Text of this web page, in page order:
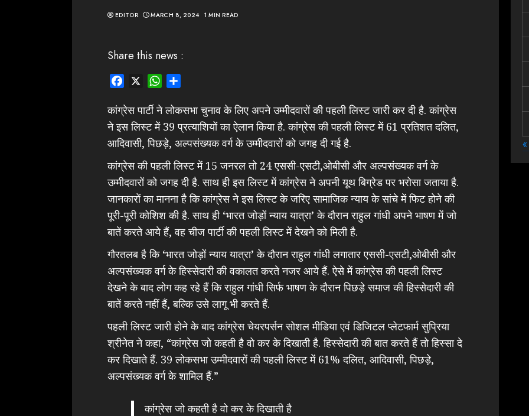
EDITOR MARCH 8, 2024 1 MIN READ
Share this news :
Facebook WhatsApp
कांग्रेस पार्टी ने लोकसभा चुनाव के लिए अपने उम्मीदवारों की पहली लिस्ट जारी कर दी है. कांग्रेस
ने इस लिस्ट में 39 प्रत्याशियों का ऐलान किया है. कांग्रेस की पहली लिस्ट में 61 प्रतिशत दलित,
आदिवासी, पिछड़े, अल्पसंख्यक वर्ग के उम्मीदवारों को जगह दी गई है.
कांग्रेस की पहली लिस्ट में 15 जनरल तो 24 एससी-एसटी,ओबीसी और अल्पसंख्यक वर्ग के
उम्मीदवारों को जगह दी है. साथ ही इस लिस्ट में कांग्रेस ने अपनी यूथ बिग्रेड पर भरोसा जताया है.
जानकारों का मानना है कि कांग्रेस ने इस लिस्ट के जरिए सामाजिक न्याय के सांचे में फिट होने की
पूरी-पूरी कोशिश की है. साथ ही ‘भारत जोड़ों न्याय यात्रा’ के दौरान राहुल गांधी अपने भाषण में जो
बातें करते आये हैं, वह चीज पार्टी की पहली लिस्ट में देखने को मिली है.
गौरतलब है कि ‘भारत जोड़ों न्याय यात्रा’ के दौरान राहुल गांधी लगातार एससी-एसटी,ओबीसी और
अल्पसंख्यक वर्ग के हिस्सेदारी की वकालत करते नजर आये हैं. ऐसे में कांग्रेस की पहली लिस्ट
देखने के बाद लोग कह रहे हैं कि राहुल गांधी सिर्फ भाषण के दौरान पिछड़े समाज की हिस्सेदारी की
बातें करते नहीं हैं, बल्कि उसे लागू भी करते हैं.
पहली लिस्ट जारी होने के बाद कांग्रेस चेयरपर्सन सोशल मीडिया एवं डिजिटल प्लेटफार्म सुप्रिया
श्रीनेत ने कहा, “कांग्रेस जो कहती है वो कर के दिखाती है. हिस्सेदारी की बात करते हैं तो हिस्सा दे
कर दिखाते हैं. 39 लोकसभा उम्मीदवारों की पहली लिस्ट में 61% दलित, आदिवासी, पिछड़े,
अल्पसंख्यक वर्ग के शामिल हैं.”
कांग्रेस जो कहती है वो कर के दिखाती है